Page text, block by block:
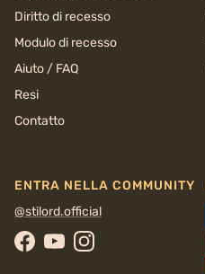
Diritto di recesso
Modulo di recesso
Aiuto / FAQ
Resi
Contatto
ENTRA NELLA COMMUNITY
@stilord.official
Facebook
YouTubeInstagram